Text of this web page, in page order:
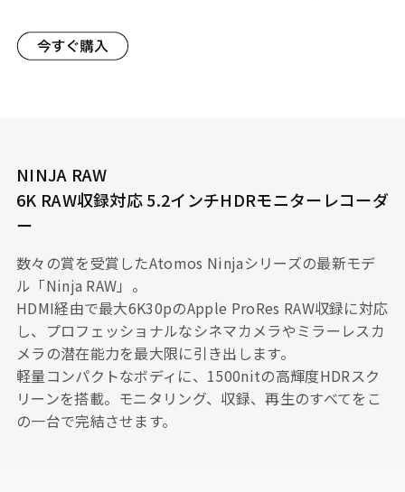
NINJA RAW
6K RAW収録対応 5.2インチHDRモニターレコーダ
ー
数々の賞を受賞したAtomos Ninjaシリーズの最新モデ
ル「Ninja RAW」。
HDMI経由で最大6K30pのApple ProRes RAW収録に対応
し、プロフェッショナルなシネマカメラやミラーレスカ
メラの潜在能力を最大限に引き出します。
軽量コンパクトなボディに、1500nitの高輝度HDRスク
リーンを搭載。モニタリング、収録、再生のすべてをこ
の一台で完結させます。